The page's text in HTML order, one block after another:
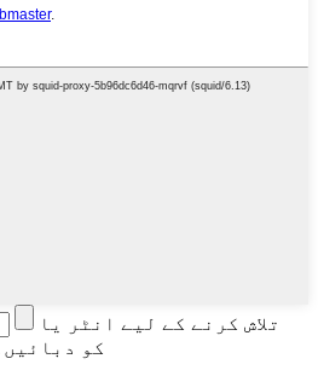
تلاش کرنے کے لیے انٹر یا
بند کرنے کے لیے ESC کو دبائیں۔